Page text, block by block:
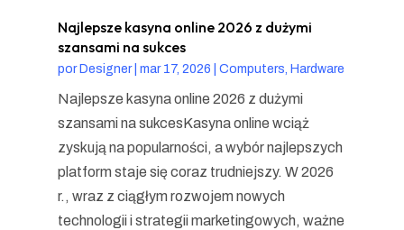
Najlepsze kasyna online 2026 z dużymi
szansami na sukces
por Designer| mar 17, 2026 Computers, Hardware
Najlepsze kasyna online 2026 z dużymi
szansami na sukcesKasyna online wciąż
zyskują na popularności, a wybór najlepszych
platform staje się coraz trudniejszy. W 2026
r., wraz z ciągłym rozwojem nowych
technologii i strategii marketingowych, ważne